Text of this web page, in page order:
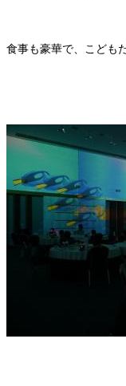
食事も豪華で、こども